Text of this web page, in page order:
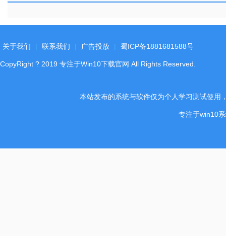
关于我们 联系我们 广告投放 蜀ICP备1881681588号
CopyRight ? 2019 专注于Win10下载官网 All Rights Reserved.
本站发布的系统与软件仅为个人学习测试使用
专注于win10